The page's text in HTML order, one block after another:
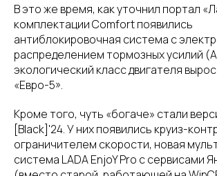
В это же время, как уточнил портал
комплектации Comfort появились
антиблокировочная система с
распределением тормозных усилий
экологический класс двигателя
«Евро-5».
Кроме того, чуть «богаче» стали
[Black]'24. У них появились круиз-
ограничителем скорости, новая
система LADA EnjoY Pro с сервисами